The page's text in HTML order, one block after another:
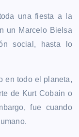
una fiesta a la
un Marcelo Bielsa
social, hasta lo
en todo el planeta,
de Kurt Cobain o
fue cuando